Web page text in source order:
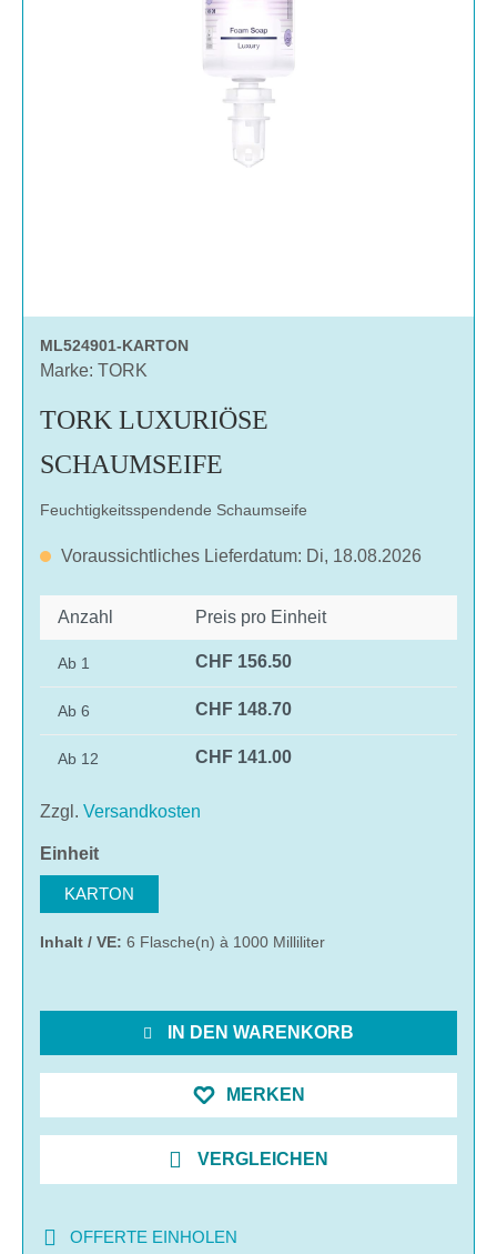
ML524901-KARTON
Marke: TORK
TORK LUXURIÖSE
SCHAUMSEIFE
Feuchtigkeitsspendende Schaumseife
Voraussichtliches Lieferdatum: Di, 18.08.2026
Anzahl Preis pro Einheit
Ab 1 CHF 156.50
Ab 6 CHF 148.70
Ab 12 CHF 141.00
Zzgl. Versandkosten
Einheitauswählen
KARTON
Inhalt / VE: 6 Flasche(n) à 1000 Milliliter
IN DEN WARENKORB
MERKEN
VERGLEICHEN
OFFERTE EINHOLEN